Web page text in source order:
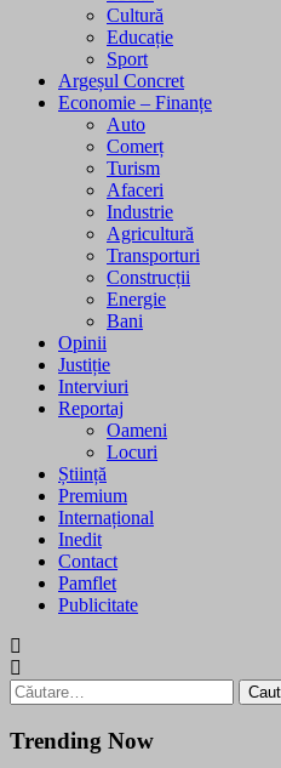
Cultură
Educație
Sport
Argeșul Concret
Economie – Finanțe
Auto
Comerț
Turism
Afaceri
Industrie
Agricultură
Transporturi
Construcții
Energie
Bani
Opinii
Justiție
Interviuri
Reportaj
Oameni
Locuri
Știință
Premium
Internațional
Inedit
Contact
Pamflet
Publicitate
Caută
după:
Trending Now